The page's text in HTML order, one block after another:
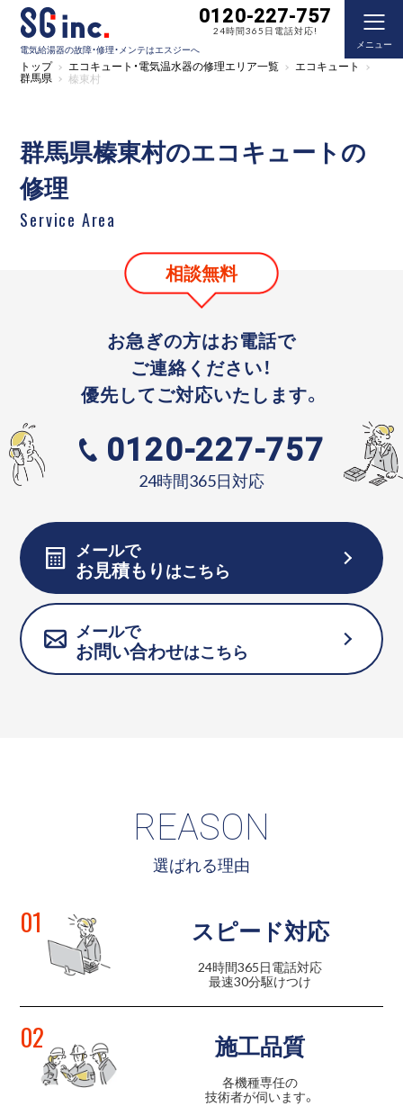
電気給湯器の故障・修理・メンテはエスジーへ
0120-227-757
24時間365日電話対応!
メニュー
トップ エコキュート・電気温水器の修理エリア一覧 エコキュート
群馬県 榛東村
群馬県榛東村のエコキュートの
修理
Service Area
相談無料
お急ぎの方はお電話で
ご連絡ください！
優先してご対応いたします。
0120-227-757
24時間365日対応
メールで
お見積もりはこちら
メールで
お問い合わせはこちら
REASON
選ばれる理由
01 スピード対応
24時間365日電話対応
最速30分駆けつけ
02 施工品質
各機種専任の
技術者が伺います。